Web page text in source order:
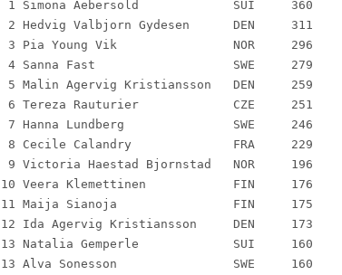
1 Simona Aebersold 		SUI 	360
2 Hedvig Valbjorn Gydesen 	DEN 	311
3 Pia Young Vik 		NOR 	296
4 Sanna Fast 			SWE 	279
5 Malin Agervig Kristiansson 	DEN 	259
6 Tereza Rauturier 		CZE 	251
7 Hanna Lundberg 		SWE 	246
8 Cecile Calandry 		FRA 	229
9 Victoria Haestad Bjornstad 	NOR 	196
10 Veera Klemettinen 		FIN 	176
11 Maija Sianoja 		FIN 	175
12 Ida Agervig Kristiansson 	DEN 	173
13 Natalia Gemperle 		SUI 	160
13 Alva Sonesson 		SWE 	160